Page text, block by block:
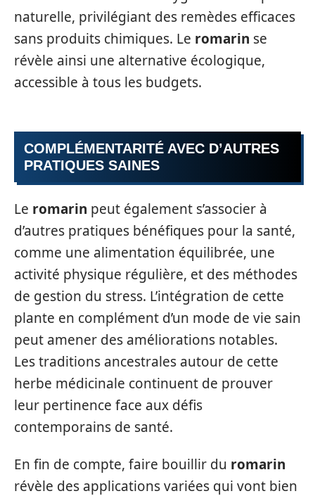
naturelle, privilégiant des remèdes efficaces
sans produits chimiques. Le romarin se
révèle ainsi une alternative écologique,
accessible à tous les budgets.
COMPLÉMENTARITÉ AVEC D’AUTRES
PRATIQUES SAINES
Le romarin peut également s’associer à
d’autres pratiques bénéfiques pour la santé,
comme une alimentation équilibrée, une
activité physique régulière, et des méthodes
de gestion du stress. L’intégration de cette
plante en complément d’un mode de vie sain
peut amener des améliorations notables.
Les traditions ancestrales autour de cette
herbe médicinale continuent de prouver
leur pertinence face aux défis
contemporains de santé.
En fin de compte, faire bouillir du romarin
révèle des applications variées qui vont bien